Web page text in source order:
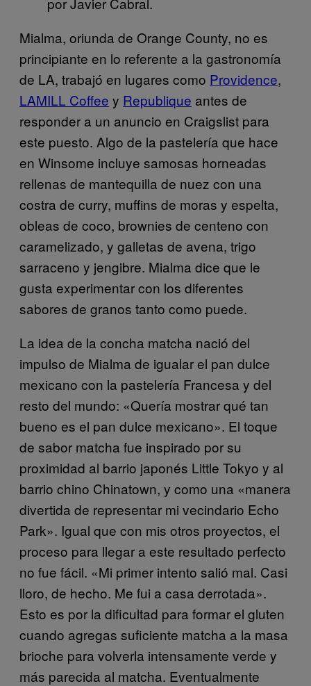
Mialma, oriunda de Orange County, no es
principiante en lo referente a la gastronomía
de LA, trabajó en lugares como Providence,
LAMILL Coffee y Republique antes de
responder a un anuncio en Craigslist para
este puesto. Algo de la pastelería que hace
en Winsome incluye samosas horneadas
rellenas de mantequilla de nuez con una
costra de curry, muffins de moras y espelta,
obleas de coco, brownies de centeno con
caramelizado, y galletas de avena, trigo
sarraceno y jengibre. Mialma dice que le
gusta experimentar con los diferentes
sabores de granos tanto como puede.
La idea de la concha matcha nació del
impulso de Mialma de igualar el pan dulce
mexicano con la pastelería Francesa y del
resto del mundo: «Quería mostrar qué tan
bueno es el pan dulce mexicano». El toque
de sabor matcha fue inspirado por su
proximidad al barrio japonés Little Tokyo y al
barrio chino Chinatown, y como una «manera
divertida de representar mi vecindario Echo
Park». Igual que con mis otros proyectos, el
proceso para llegar a este resultado perfecto
no fue fácil. «Mi primer intento salió mal. Casi
lloro, de hecho. Me fui a casa derrotada».
Esto es por la dificultad para formar el gluten
cuando agregas suficiente matcha a la masa
brioche para volverla intensamente verde y
más parecida al matcha. Eventualmente